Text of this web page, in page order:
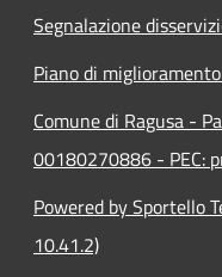
Segnalazione
Piano di
Comune di Ragusa -
00180270886 - PEC:
Powered by Sportello
10.41.2)